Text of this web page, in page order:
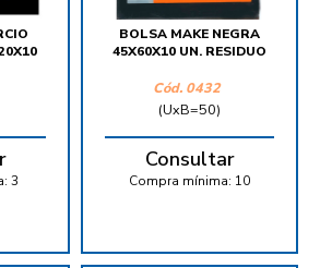
3
BOLSA MAKE NEGRA
45X60X10 UN. RESIDUO
Cód. 0432
(UxB=50)
Consultar
Compra mínima: 10